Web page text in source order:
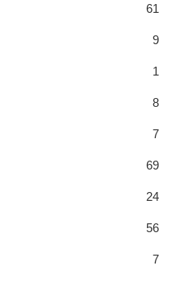
61
9
1
8
7
69
24
56
7